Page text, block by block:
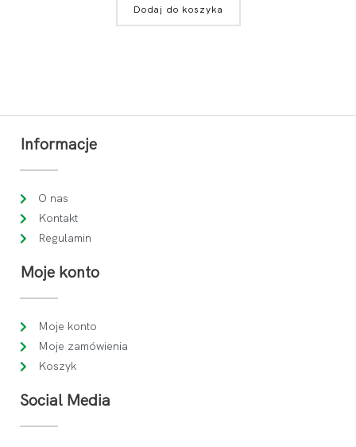
Dodaj do koszyka
Informacje
O nas
Kontakt
Regulamin
Moje konto
Moje konto
Moje zamówienia
Koszyk
Social Media